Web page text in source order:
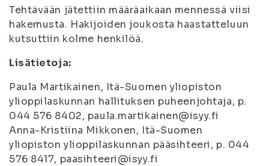
Tehtävään jätettiin määräaikaan mennessä viisi
hakemusta. Hakijoiden joukosta haastatteluun
kutsuttiin kolme henkilöä.
Lisätietoja:
Paula Martikainen, Itä-Suomen yliopiston
ylioppilaskunnan hallituksen puheenjohtaja, p.
044 576 8402, paula.martikainen@isyy.fi
Anna-Kristiina Mikkonen, Itä-Suomen
yliopiston ylioppilaskunnan pääsihteeri, p. 044
576 8417, paasihteeri@isyy.fi